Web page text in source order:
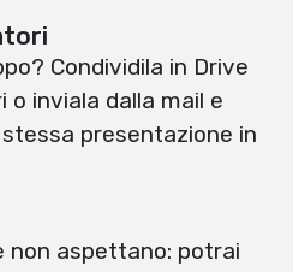
Condividila in Drive
o inviala dalla mail e
presentazione in
non aspettano: potrai